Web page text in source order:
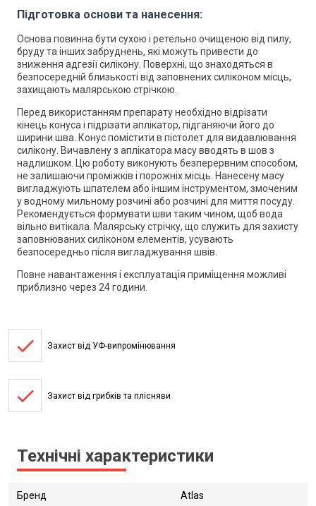
Підготовка основи та нанесення:
Основа повинна бути сухою і ретельно очищеною від пилу,
бруду та інших забруднень, які можуть привести до
зниження адгезії силікону. Поверхні, що знаходяться в
безпосередній близькості від заповнених силіконом місць,
захищають малярською стрічкою.
Перед використанням препарату необхідно відрізати
кінець конуса і підрізати аплікатор, підганяючи його до
ширини шва. Конус помістити в пістолет для видавлювання
силікону. Вичавлену з аплікатора масу вводять в шов з
надлишком. Цю роботу виконують безперервним способом,
не залишаючи проміжків і порожніх місць. Нанесену масу
вигладжують шпателем або іншим інструментом, змоченим
у водному мильному розчині або розчині для миття посуду.
Рекомендується формувати шви таким чином, щоб вода
вільно витікала. Малярську стрічку, що служить для захисту
заповнюваних силіконом елементів, усувають
безпосередньо після вигладжування швів.
Повне навантаження і експлуатація приміщення можливі
приблизно через 24 години.
done Захист від УФ-випромінювання
done Захист від грибків та плісняви
Технічні характеристики
Бренд Atlas